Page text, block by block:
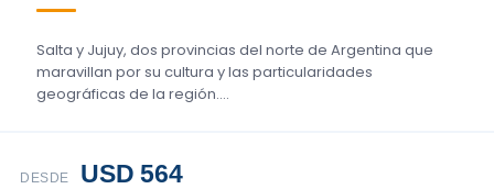
Salta y Jujuy, dos provincias del norte de Argentina que
maravillan por su cultura y las particularidades
geográficas de la región....
DESDE USD 564